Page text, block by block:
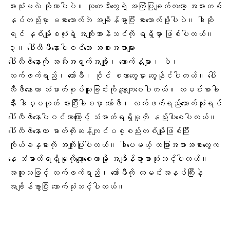
စားသုံးမလဲ ဆိုတာပါပဲ။ သုတေသီတွေရဲ့ အကြံပြုချက်ကတော့ အစားတစ်
နပ်တည်းမှာ မစားသောက်ဘဲ အချိန်ခွာပြီး စားသောက်ဖို့ပါပဲ။ ဒါဆို
ရင် နှစ်မျိုးစလုံးရဲ့ အကျိုးအာနိသင်ကို ရရှိမှာ ဖြစ်ပါတယ်။
၃။ ပေါ်လီဖီနောပါဝင်သော အစားအစာများ
ပေါ်လီဖီနောကို အသီးအရွက်အချို့၊ ကောက်နှံများ၊ ပဲ၊
လက်ဖက်ရည်၊ ကော်ဖီ၊ ဝိုင် စတာတွေမှာ တွေ့နိုင်ပါတယ်။ ပေါ်
လီဖီနောဟာ သံဓာတ်စုပ်ယူခြင်းကို လျော့ကျစေပါတယ်။ ထမင်းစားခါ
နီး ဒါမှမဟုတ် စားပြီးခါစမှာ ကော်ဖီ၊ လက်ဖက်ရည်သောက်သုံးရင်
ပေါ်လီဖီနောပါဝင်တာကြောင့် သံဓာတ်ရရှိမှုကို နည်းပါးစေပါတယ်။
ပေါ်လီဖီနောဟာ ဓာတ်တိုးဆန့်ကျင်ပစ္စည်း တစ်မျိုးဖြစ်ပြီး
ကိုယ်ခန္ဓာကို အကျိုးပြုပါတယ်။ ဒါပေမယ့် တခြားအစားအစာတွေက
နေ သံဓာတ်ရရှိမှုကိုလျော့စေတာမို့ အချိန်ခွာစားသုံးသင့်ပါတယ်။
အထူးသဖြင့် လက်ဖက်ရည်၊ ကော်ဖီကို ထမင်းအနပ်ကြီးနဲ့
အချိန်ခွာပြီး သောက်သုံးသင့်ပါတယ်။